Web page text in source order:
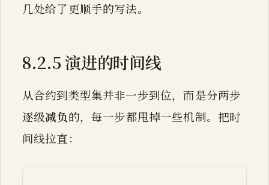
几处给了更顺手的写法。
8.2.5 演进的时间线
从合约到类型集并非一步到位，而是分两步
逐级减负的，每一步都甩掉一些机制。把时
间线拉直：